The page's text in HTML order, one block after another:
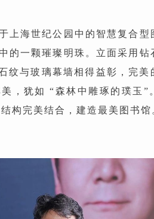
上海世纪公园中的智慧复合型
的一颗璀璨明珠。立面采用钻
纹与玻璃幕墙相得益彰，完美
，犹如 “森林中雕琢的璞玉”
构完美结合，建造最美图书馆